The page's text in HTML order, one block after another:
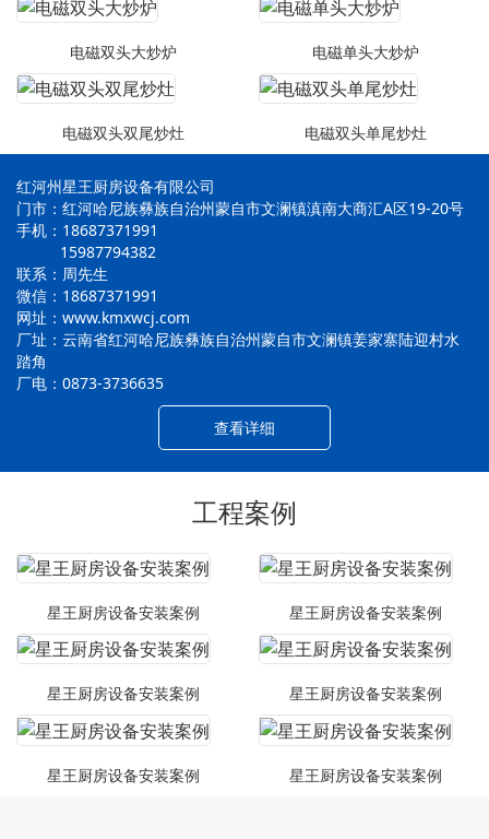
电磁双头大炒炉 电磁单头大炒炉
电磁双头双尾炒灶 电磁双头单尾炒灶
红河州星王厨房设备有限公司
门市：红河哈尼族彝族自治州蒙自市文澜镇滇南大商汇A区19-20号
手机：18687371991
15987794382
联系：周先生
微信：18687371991
网址：www.kmxwcj.com
厂址：云南省红河哈尼族彝族自治州蒙自市文澜镇姜家寨陆迎村水
踏角
厂电：0873-3736635
查看详细
工程案例
星王厨房设备安装案例 星王厨房设备安装案例
星王厨房设备安装案例 星王厨房设备安装案例
星王厨房设备安装案例 星王厨房设备安装案例